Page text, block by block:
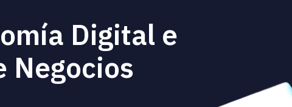
Digital e
Negocios